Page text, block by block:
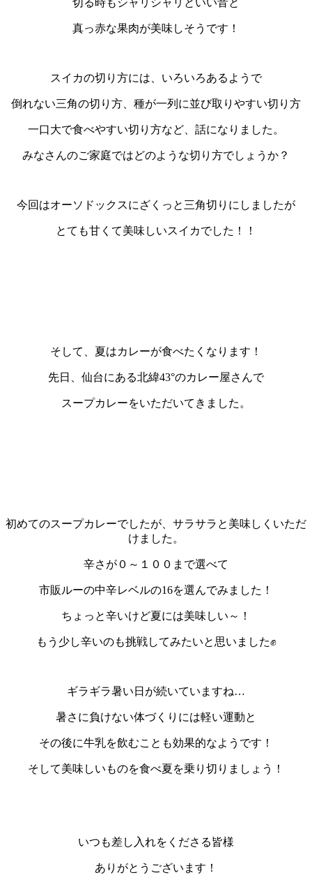
真っ赤な果肉が美味しそうです！
スイカの切り方には、いろいろあるようで
倒れない三角の切り方、種が一列に並び取りやすい切り方
一口大で食べやすい切り方など、話になりました。
みなさんのご家庭ではどのような切り方でしょうか？
今回はオーソドックスにざくっと三角切りにしましたが
とても甘くて美味しいスイカでした！！
そして、夏はカレーが食べたくなります！
先日、仙台にある北緯43°のカレー屋さんで
スープカレーをいただいてきました。
初めてのスープカレーでしたが、サラサラと美味しくいただ
けました。
辛さが０～１００まで選べて
市販ルーの中辛レベルの16を選んでみました！
ちょっと辛いけど夏には美味しい～！
もう少し辛いのも挑戦してみたいと思いました✊
ギラギラ暑い日が続いていますね…
暑さに負けない体づくりには軽い運動と
その後に牛乳を飲むことも効果的なようです！
そして美味しいものを食べ夏を乗り切りましょう！
いつも差し入れをくださる皆様
ありがとうございます！